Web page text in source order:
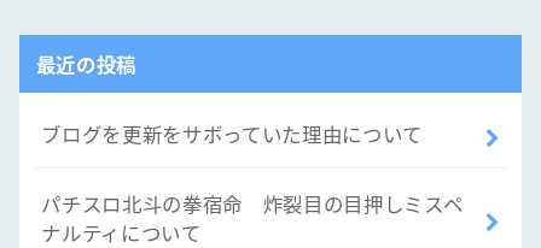
最近の投稿
ブログを更新をサボっていた理由について
パチスロ北斗の拳宿命 炸裂目の目押しミスペ
ナルティについて